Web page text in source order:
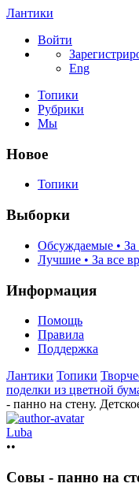
Лантики
Войти
Eng
Топики
Рубрики
Мы
Новое
Топики
Выборки
Обсуждаемые • За
Лучшие • За все
Информация
Помощь
Правила
Поддержка
Лантики Топики
поделки из цветной
- панно на стену.
Luba
••
Совы - панно на